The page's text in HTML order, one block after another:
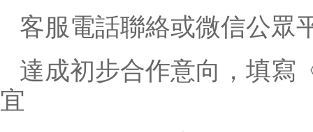
客服電話聯絡或微信公眾
達成初步合作意向，填寫
宜